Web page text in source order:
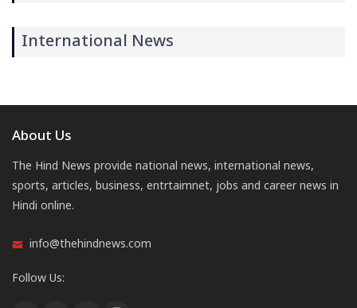
International News
About Us
The Hind News provide national news, international news,
sports, articles, business, entrtaimnet, jobs and career news in
Hindi online.
info@thehindnews.com
Follow Us: